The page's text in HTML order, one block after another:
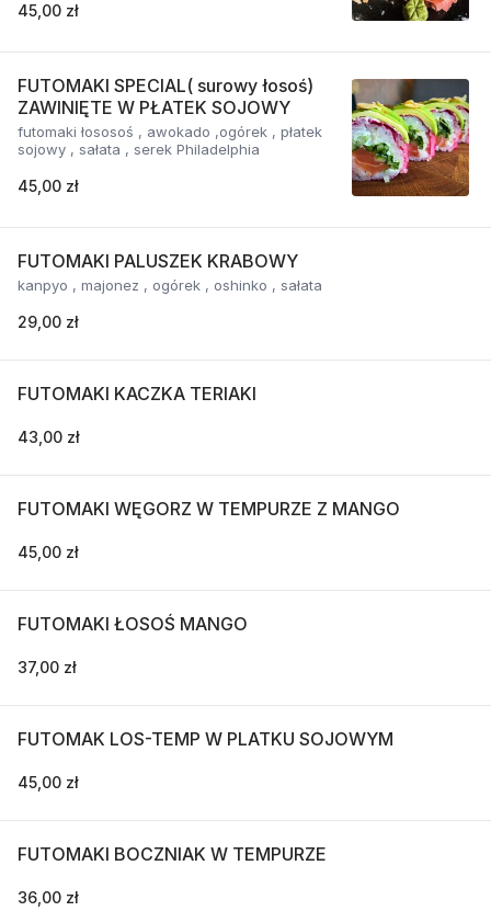
45,00 zł
FUTOMAKI SPECIAL( surowy łosoś)
ZAWINIĘTE W PŁATEK SOJOWY
futomaki łososoś , awokado ,ogórek , płatek
sojowy , sałata , serek Philadelphia
45,00 zł
FUTOMAKI PALUSZEK KRABOWY
kanpyo , majonez , ogórek , oshinko , sałata
29,00 zł
FUTOMAKI KACZKA TERIAKI
43,00 zł
FUTOMAKI WĘGORZ W TEMPURZE Z MANGO
45,00 zł
FUTOMAKI ŁOSOŚ MANGO
37,00 zł
FUTOMAK LOS-TEMP W PLATKU SOJOWYM
45,00 zł
FUTOMAKI BOCZNIAK W TEMPURZE
36,00 zł